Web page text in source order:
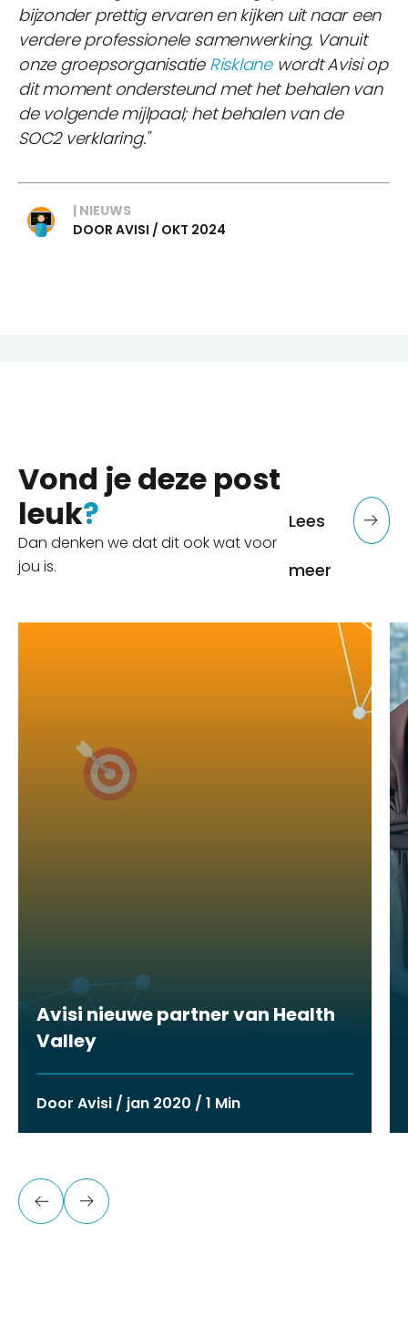
bijzonder prettig ervaren en kijken uit naar een
verdere professionele samenwerking. Vanuit
onze groepsorganisatie Risklanewordt Avisi op
dit moment ondersteund met het behalen van
de volgende mijlpaal; het behalen van de
SOC2 verklaring."
| NIEUWS
DOOR AVISI / OKT 2024
Vond je deze post
leuk?
Dan denken we dat dit ook wat voor
jou is.
Lees
meer
Avisi nieuwe partner van Health
Valley
Door Avisi / jan 2020 / 1 Min